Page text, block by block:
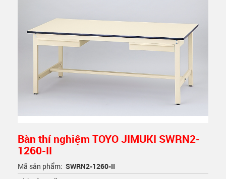
Bàn thí nghiệm TOYO JIMUKI SWRN2-
1260-II
Mã sản phẩm: SWRN2-1260-II